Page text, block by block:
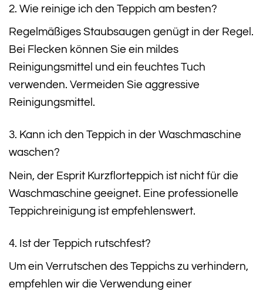
2. Wie reinige ich den Teppich am besten?
Regelmäßiges Staubsaugen genügt in der Regel.
Bei Flecken können Sie ein mildes
Reinigungsmittel und ein feuchtes Tuch
verwenden. Vermeiden Sie aggressive
Reinigungsmittel.
3. Kann ich den Teppich in der Waschmaschine
waschen?
Nein, der Esprit Kurzflorteppich ist nicht für die
Waschmaschine geeignet. Eine professionelle
Teppichreinigung ist empfehlenswert.
4. Ist der Teppich rutschfest?
Um ein Verrutschen des Teppichs zu verhindern,
empfehlen wir die Verwendung einer